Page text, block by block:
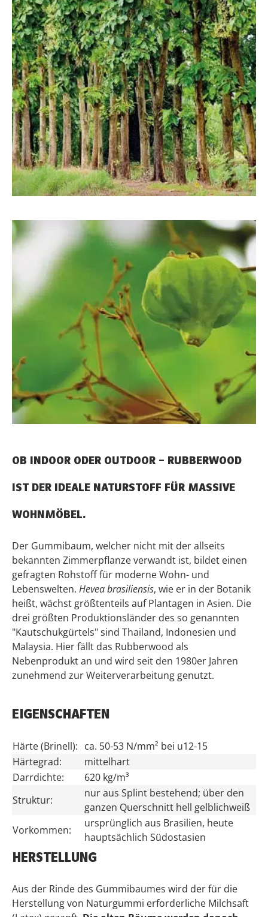
OB INDOOR ODER OUTDOOR – RUBBERWOOD
IST DER IDEALE NATURSTOFF FÜR MASSIVE
WOHNMÖBEL.
Der Gummibaum, welcher nicht mit der allseits
bekannten Zimmerpflanze verwandt ist, bildet einen
gefragten Rohstoff für moderne Wohn- und
Lebenswelten. Hevea brasiliensis, wie er in der Botanik
heißt, wächst größtenteils auf Plantagen in Asien. Die
drei größten Produktionsländer des so genannten
"Kautschukgürtels" sind Thailand, Indonesien und
Malaysia. Hier fällt das Rubberwood als
Nebenprodukt an und wird seit den 1980er Jahren
zunehmend zur Weiterverarbeitung genutzt.
EIGENSCHAFTEN
Härte (Brinell): ca. 50-53 N/mm² bei u12-15
Härtegrad:
mittelhart
Darrdichte:
620 kg/m³
Struktur:
nur aus Splint bestehend; über den
ganzen Querschnitt hell gelblichweiß
Vorkommen:
ursprünglich aus Brasilien, heute
hauptsächlich Südostasien
HERSTELLUNG
Aus der Rinde des Gummibaumes wird der für die
Herstellung von Naturgummi erforderliche Milchsaft